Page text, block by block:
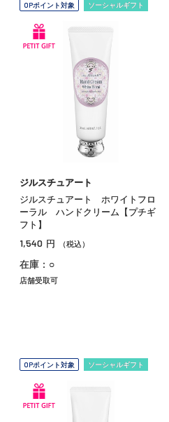
OPポイント対象 ソーシャルギフト
ジルスチュアート
ジルスチュアート ホワイトフロ
ーラル ハンドクリーム【プチギ
フト】
1,540 円 （税込）
在庫：○
店舗受取可
OPポイント対象 ソーシャルギフト